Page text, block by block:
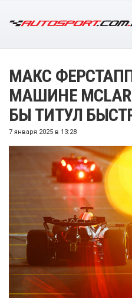
МАКС
МАШИНЕ
БЫ ТИТУЛ
7 января 2025 в 13:28